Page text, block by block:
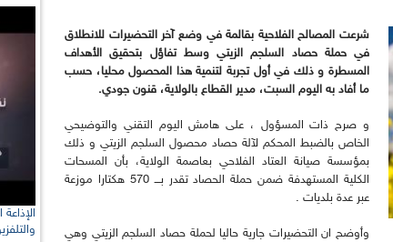
شرعت المصالح الفلاحية بقالمة في وضع آخر التحضيرات للانطلاق
في حملة حصاد السلجم الزيتي وسط تفاؤل بتحقيق الأهداف
المسطرة و ذلك في أول تجربة لتنمية هذا المحصول محليا، حسب
ما أفاد به اليوم السبت، مدير القطاع بالولاية، قنون جودي.
و صرح ذات المسؤول ، على هامش اليوم التقني والتوضيحي
الخاص بالضبط المحكم لآلة حصاد محصول السلجم الزيتي و ذلك
بمؤسسة صيانة العتاد الفلاحي بعاصمة الولاية، بأن المسحات
الكلية المستهدفة ضمن حملة الحصاد تقدر بـــ 570 هكتارا موزعة
عبر عدة بلديات .
وأوضح ان التحضيرات جارية حاليا لحملة حصاد السلجم الزيتي وهي